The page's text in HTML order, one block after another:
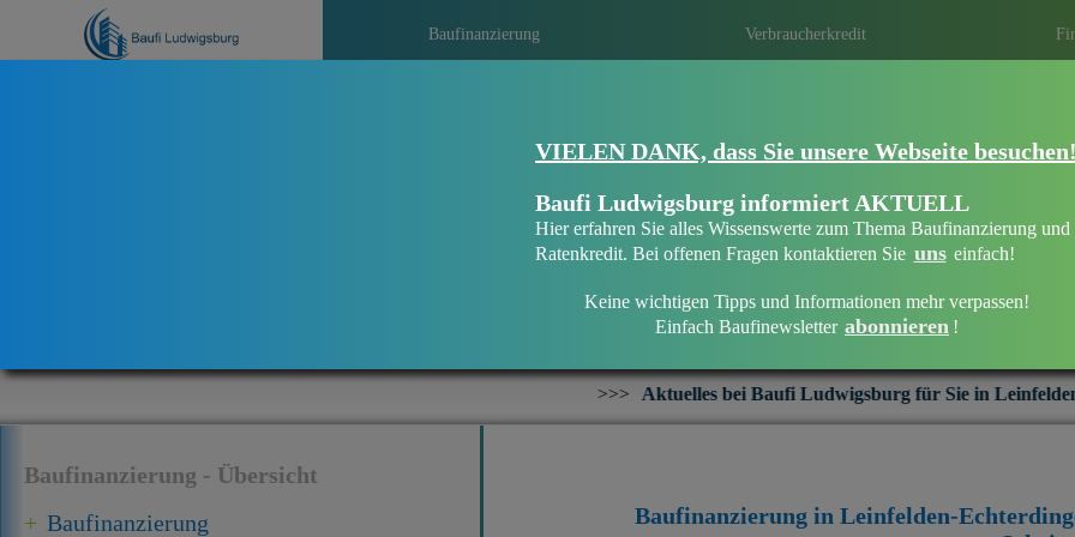
Baufinanzierung Verbraucherkredit
Eine Immobilien­finanzierung bei Baufi
Echterdingen
Eine optimale Finanzierung erhalten ist
persönliche und individuelle Beratung die
Mit regionalen Banken in Ihrer Region
Aktuelles bei Baufi Ludwigsburg für Sie in Leinfelden-Echterdingen:
Baufinanzierung - Übersicht
Baufinanzierung
VIELEN DANK, dass Sie unsere Webseite besuchen!
Baufi Ludwigsburg informiert AKTUELL
Hier erfahren Sie alles Wissenswerte zum Thema Baufinanzierung und
Ratenkredit. Bei offenen Fragen kontaktieren Sie uns einfach!
Keine wichtigen Tipps und Informationen mehr verpassen!
Einfach Baufinewsletter abonnieren !
Baufinanzierung in Leinfelden-